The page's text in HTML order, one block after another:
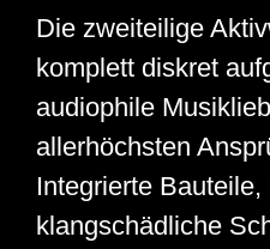
Die zweiteilige
komplett diskret
audiophile
allerhöchsten
Integrierte
klangschädliche